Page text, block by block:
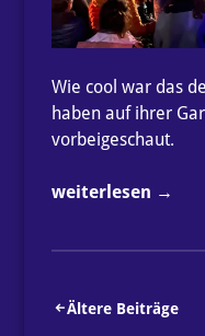
Wie cool war das
haben auf ihrer
vorbeigeschaut.
„Rhinwaldsounds
PCI“
weiterlesen →
Ältere Beiträge